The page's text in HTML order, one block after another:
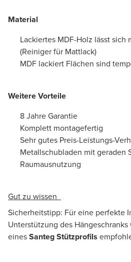
Material
Lackiertes MDF-Holz lässt sich
(Reiniger für Mattlack)
MDF lackiert Flächen sind
Weitere Vorteile
8 Jahre Garantie
Komplett montagefertig
Sehr gutes Preis-Leistungs-
Metallschubladen mit geraden
Raumausnutzung
Gut zu wissen
Sicherheitstipp: Für eine perfekte
Unterstützung des
einesSanteg Stützprofils